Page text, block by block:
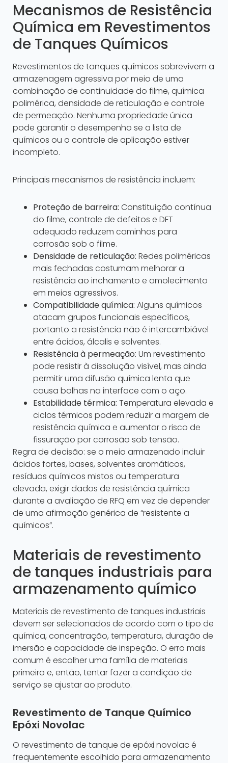
Mecanismos de Resistência
Química em Revestimentos
de Tanques Químicos
Revestimentos de tanques químicos sobrevivem a
armazenagem agressiva por meio de uma
combinação de continuidade do filme, química
polimérica, densidade de reticulação e controle
de permeação. Nenhuma propriedade única
pode garantir o desempenho se a lista de
químicos ou o controle de aplicação estiver
incompleto.
Principais mecanismos de resistência incluem:
Proteção de barreira: Constituição contínua
do filme, controle de defeitos e DFT
adequado reduzem caminhos para
corrosão sob o filme.
Densidade de reticulação: Redes poliméricas
mais fechadas costumam melhorar a
resistência ao inchamento e amolecimento
em meios agressivos.
Compatibilidade química: Alguns químicos
atacam grupos funcionais específicos,
portanto a resistência não é intercambiável
entre ácidos, álcalis e solventes.
Resistência à permeação: Um revestimento
pode resistir à dissolução visível, mas ainda
permitir uma difusão química lenta que
causa bolhas na interface com o aço.
Estabilidade térmica: Temperatura elevada e
ciclos térmicos podem reduzir a margem de
resistência química e aumentar o risco de
fissuração por corrosão sob tensão.
Regra de decisão: se o meio armazenado incluir
ácidos fortes, bases, solventes aromáticos,
resíduos químicos mistos ou temperatura
elevada, exigir dados de resistência química
durante a avaliação de RFQ em vez de depender
de uma afirmação genérica de “resistente a
químicos”.
Materiais de revestimento
de tanques industriais para
armazenamento químico
Materiais de revestimento de tanques industriais
devem ser selecionados de acordo com o tipo de
química, concentração, temperatura, duração de
imersão e capacidade de inspeção. O erro mais
comum é escolher uma família de materiais
primeiro e, então, tentar fazer a condição de
serviço se ajustar ao produto.
Revestimento de Tanque Químico
Epóxi Novolac
O revestimento de tanque de epóxi novolac é
frequentemente escolhido para armazenamento